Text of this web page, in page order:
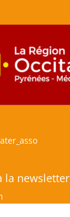
la newsletter